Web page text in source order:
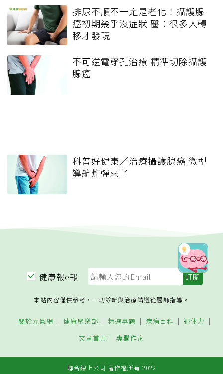
排尿不順不一定是老化！攝護腺
癌初期幾乎沒症狀 醫：很多人轉
移才發現
不可逆電穿孔治療 精準切除攝護
腺癌
科普好健康／治療攝護腺癌 微型
導航炸彈來了
健康報e報
本站內容僅供參考，一切診斷與治療請遵從醫師指導。
關於元氣網 健康聚樂部 精選專題 疾病百科
退休力
文章首頁
專欄作家
聯合線上公司 著作權所有 2022